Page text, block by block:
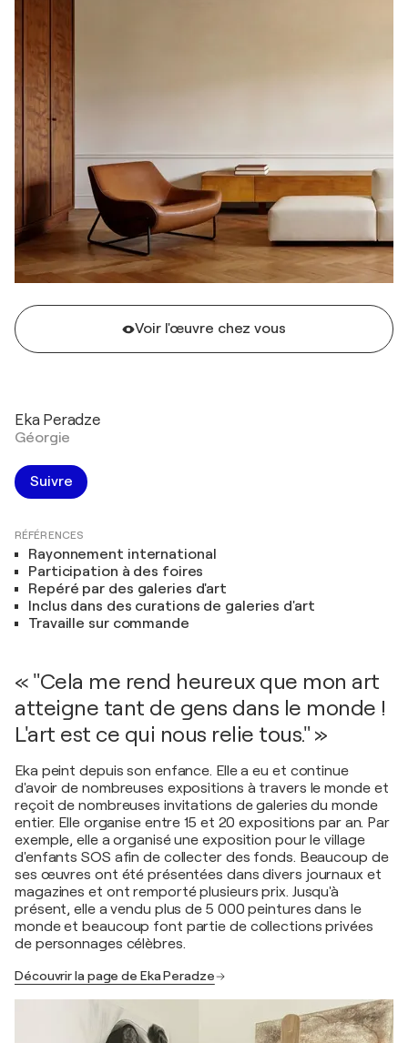
Voir l'œuvre chez vous
Eka Peradze
Géorgie
Suivre
RÉFÉRENCES
Rayonnement international
Participation à des foires
Repéré par des galeries d'art
Inclus dans des curations de galeries d'art
Travaille sur commande
« "Cela me rend heureux que mon art
atteigne tant de gens dans le monde !
L'art est ce qui nous relie tous." »
Eka peint depuis son enfance. Elle a eu et continue
d'avoir de nombreuses expositions à travers le monde et
reçoit de nombreuses invitations de galeries du monde
entier. Elle organise entre 15 et 20 expositions par an. Par
exemple, elle a organisé une exposition pour le village
d'enfants SOS afin de collecter des fonds. Beaucoup de
ses œuvres ont été présentées dans divers journaux et
magazines et ont remporté plusieurs prix. Jusqu'à
présent, elle a vendu plus de 5 000 peintures dans le
monde et beaucoup font partie de collections privées
de personnages célèbres.
Découvrir la page de Eka Peradze